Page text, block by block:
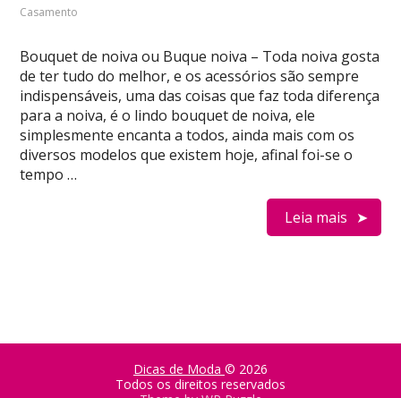
Casamento
Bouquet de noiva ou Buque noiva – Toda noiva gosta
de ter tudo do melhor, e os acessórios são sempre
indispensáveis, uma das coisas que faz toda diferença
para a noiva, é o lindo bouquet de noiva, ele
simplesmente encanta a todos, ainda mais com os
diversos modelos que existem hoje, afinal foi-se o
tempo …
Leia mais
Dicas de Moda © 2026
Todos os direitos reservados